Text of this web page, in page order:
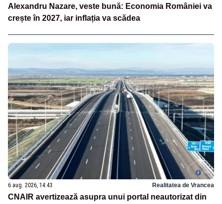
Alexandru Nazare, veste bună: Economia României va
crește în 2027, iar inflația va scădea
6 aug. 2026, 14:43 Realitatea de Vrancea
CNAIR avertizează asupra unui portal neautorizat din